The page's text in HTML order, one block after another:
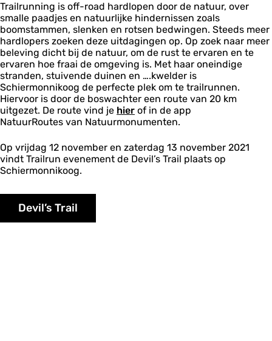
Trailrunning is off-road hardlopen door de natuur, over
smalle paadjes en natuurlijke hindernissen zoals
boomstammen, slenken en rotsen bedwingen. Steeds meer
hardlopers zoeken deze uitdagingen op. Op zoek naar meer
beleving dicht bij de natuur, om de rust te ervaren en te
ervaren hoe fraai de omgeving is. Met haar oneindige
stranden, stuivende duinen en ….kwelder is
Schiermonnikoog de perfecte plek om te trailrunnen.
Hiervoor is door de boswachter een route van 20 km
uitgezet. De route vind je hier of in de app
NatuurRoutes van Natuurmonumenten.
Op vrijdag 12 november en zaterdag 13 november 2021
vindt Trailrun evenement de Devil’s Trail plaats op
Schiermonnikoog.
Devil’s Trail